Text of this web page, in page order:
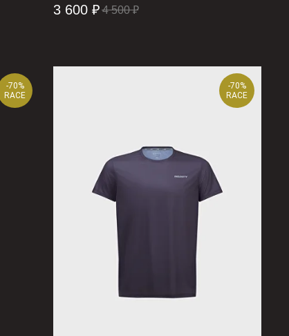
3 600 ₽ 4 500 ₽
-70%
RACE
-70%
RACE